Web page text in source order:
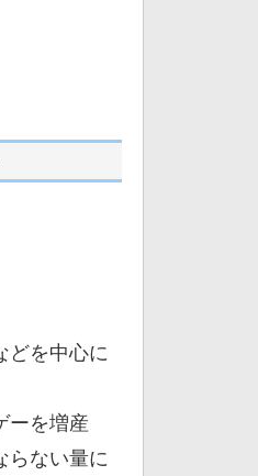
どを中心に
ーを増産
らない量に